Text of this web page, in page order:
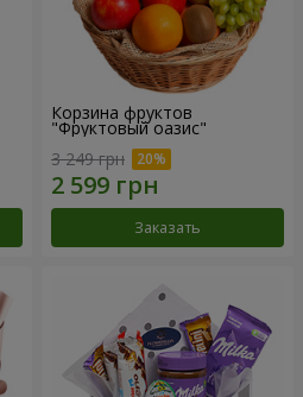
Корзина фруктов
"Фруктовый оазис"
3 249 грн
Заказать